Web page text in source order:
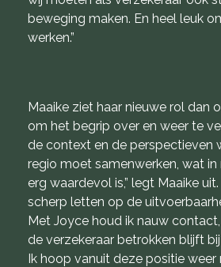
beweging maken. En heel leuk
werken.”
Maaike ziet haar nieuwe rol dan
om het begrip over en weer te
de context en de perspectieven
regio moet samenwerken, wat in
erg waardevol is,” legt Maaike
scherp letten op de
Met Joyce houd ik nauw
de verzekeraar betrokken blijft
Ik hoop vanuit deze positie weer